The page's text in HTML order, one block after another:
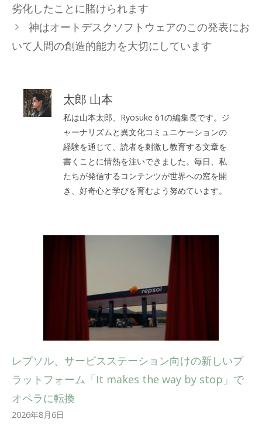
リ
ー
劣化したことに賭けられます
神はオートデスクソフトウェアのこの発表にお
いて人間の創造的能力を大切にしています
太郎 山本
私は山本太郎、Ryosuke 61の編集長です。ジ
ャーナリズムと異文化コミュニケーションの
経験を通じて、読者を刺激し教育する文章を
書くことに情熱を注いできました。毎日、私
たちが発信するコンテンツが世界への窓を開
き、好奇心と学びを育むよう努めています。
レプソル、サービスステーション向けの新しいプ
ラットフォーム「It makes the way by stop」で
オペラに転換
2026年8月6日